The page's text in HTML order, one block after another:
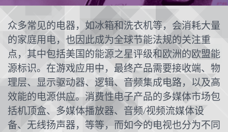
众多常见的电器，如冰箱和洗衣机等，会消耗大量
的家庭用电，也因此成为全球节能法规的关注重
点，其中包括美国的能源之星评级和欧洲的欧盟能
源标识。在游戏应用中，最终产品需要接收端、物
理层、显示驱动器、逻辑、音频集成电路，以及高
效能的电源供应。消费性电子产品的多媒体市场包
括机顶盒、多媒体播放器、音频/视频流媒体设
备、无线扬声器，等等，而如今的电视也分为不同